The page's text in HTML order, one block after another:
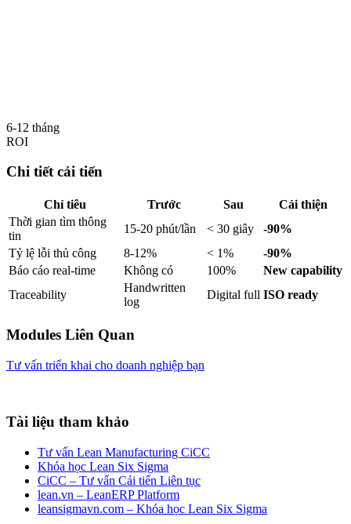
6-12 tháng
ROI
Chi tiết cải tiến
Chỉ tiêu Trước Sau
Cải thiện
Thời gian tìm thông
tin
15-20 phút/lần < 30 giây
-90%
Tỷ lệ lỗi thủ công
8-12% < 1%
-90%
Báo cáo real-time
Không có 100%
New capability
Traceability
Handwritten
log
Digital full ISO ready
Modules Liên Quan
Tư vấn triển khai cho doanh nghiệp bạn
Tài liệu tham khảo
Tư vấn Lean Manufacturing CiCC
Khóa học Lean Six Sigma
CiCC – Tư vấn Cải tiến Liên tục
lean.vn – LeanERP Platform
leansigmavn.com – Khóa học Lean Six Sigma